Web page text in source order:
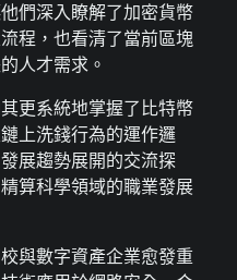
們深入瞭解了加密貨幣
程，也看清了當前區塊
人才需求。
更系統地掌握了比特幣
上洗錢行為的運作邏
展趨勢展開的交流探
算科學領域的職業發展
與數字資產企業愈發重